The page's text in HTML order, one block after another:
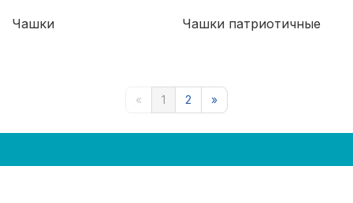
Чашки Чашки патриотичные
« 1 2 »